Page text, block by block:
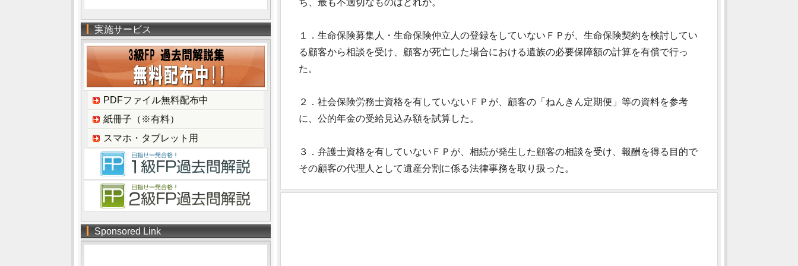
ち、最も不適切なものはどれか。
１．生命保険募集人・生命保険仲立人の登録をしていないＦＰが、生命保険契約を検討してい
る顧客から相談を受け、顧客が死亡した場合における遺族の必要保障額の計算を有償で行っ
た。
２．社会保険労務士資格を有していないＦＰが、顧客の「ねんきん定期便」等の資料を参考
に、公的年金の受給見込み額を試算した。
３．弁護士資格を有していないＦＰが、相続が発生した顧客の相談を受け、報酬を得る目的で
その顧客の代理人として遺産分割に係る法律事務を取り扱った。
実施サービス
PDFファイル無料配布中
紙冊子（※有料）
スマホ・タブレット用
Sponsored Link